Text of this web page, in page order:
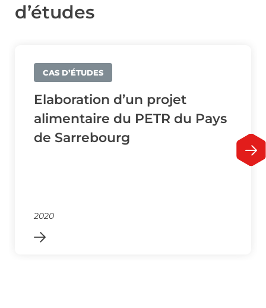
d’études
CAS D’ÉTUDES
Elaboration d’un projet
alimentaire du PETR du Pays
de Sarrebourg
2020